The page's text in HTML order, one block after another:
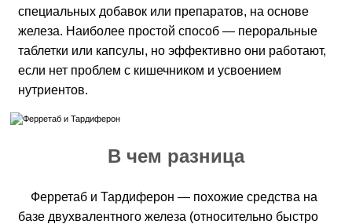
специальных добавок или препаратов, на основе
железа. Наиболее простой способ — пероральные
таблетки или капсулы, но эффективно они работают,
если нет проблем с кишечником и усвоением
нутриентов.
В чем разница
Ферретаб и Тардиферон — похожие средства на
базе двухвалентного железа (относительно быстро